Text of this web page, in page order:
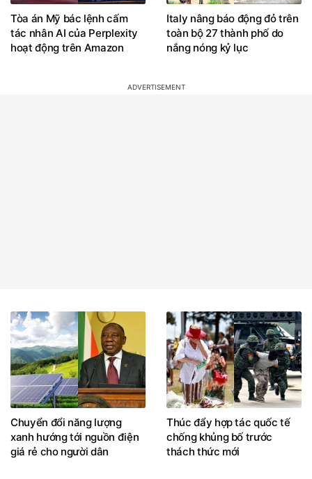
Tòa án Mỹ bác lệnh cấm
tác nhân AI của Perplexity
hoạt động trên Amazon
Italy nâng báo động đỏ trên
toàn bộ 27 thành phố do
nắng nóng kỷ lục
Chuyển đổi năng lượng
xanh hướng tới nguồn điện
giá rẻ cho người dân
Thúc đẩy hợp tác quốc tế
chống khủng bố trước
thách thức mới